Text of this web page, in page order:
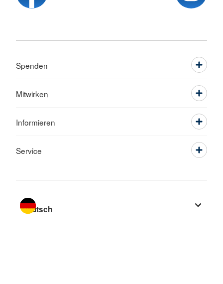
Spenden
Mitwirken
Informieren
Service
Sprache wechseln zu